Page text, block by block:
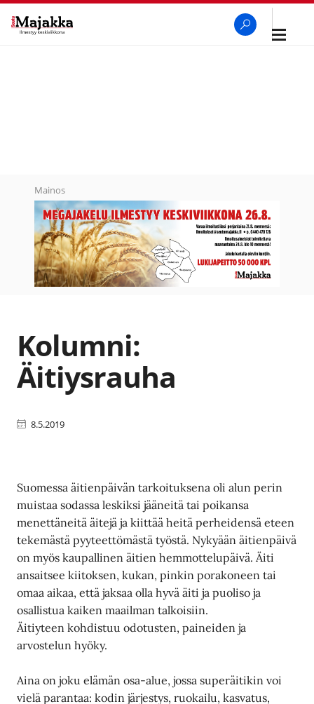
Avaa
Mainos
Kolumni:
Äitiysrauha
8.5.2019
Suomessa äitienpäivän tarkoituksena oli alun perin
muistaa sodassa leskiksi jääneitä tai poikansa
menettäneitä äitejä ja kiittää heitä perheidensä eteen
tekemästä pyyteettömästä työstä. Nykyään äitienpäivä
on myös kaupallinen äitien hemmottelupäivä. Äiti
ansaitsee kiitoksen, kukan, pinkin porakoneen tai
omaa aikaa, että jaksaa olla hyvä äiti ja puoliso ja
osallistua kaiken maailman talkoisiin.
Äitiyteen kohdistuu odotusten, paineiden ja
arvostelun hyöky.
Aina on joku elämän osa-alue, jossa superäitikin voi
vielä parantaa: kodin järjestys, ruokailu, kasvatus,